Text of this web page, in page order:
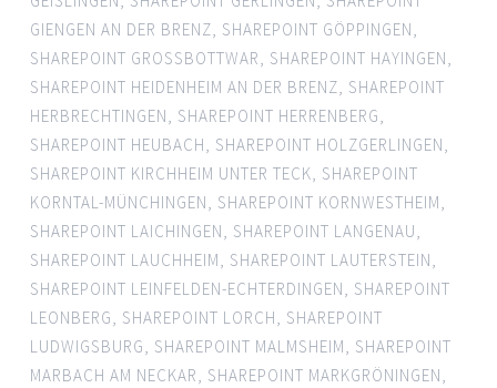
GIENGEN AN DER BRENZ, SHAREPOINT GÖPPINGEN,
SHAREPOINT GROSSBOTTWAR , SHAREPOINT HAYINGEN,
SHAREPOINT HEIDENHEIM AN DER BRENZ, SHAREPOINT
HERBRECHTINGEN, SHAREPOINT HERRENBERG,
SHAREPOINT HEUBACH, SHAREPOINT HOLZGERLINGEN,
SHAREPOINT KIRCHHEIM UNTER TECK, SHAREPOINT
KORNTAL-MÜNCHINGEN, SHAREPOINT KORNWESTHEIM,
SHAREPOINT LAICHINGEN, SHAREPOINT LANGENAU,
SHAREPOINT LAUCHHEIM, SHAREPOINT LAUTERSTEIN,
SHAREPOINT LEINFELDEN-ECHTERDINGEN, SHAREPOINT
LEONBERG, SHAREPOINT LORCH, SHAREPOINT
LUDWIGSBURG, SHAREPOINT MALMSHEIM, SHAREPOINT
MARBACH AM NECKAR, SHAREPOINT MARKGRÖNINGEN,